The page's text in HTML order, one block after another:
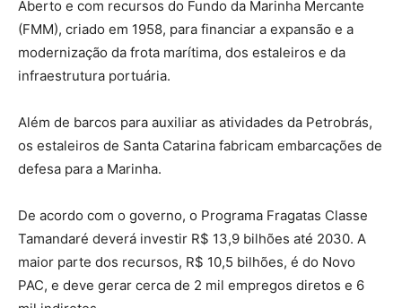
Aberto e com recursos do Fundo da Marinha Mercante
(FMM), criado em 1958, para financiar a expansão e a
modernização da frota marítima, dos estaleiros e da
infraestrutura portuária.
Além de barcos para auxiliar as atividades da Petrobrás,
os estaleiros de Santa Catarina fabricam embarcações de
defesa para a Marinha.
De acordo com o governo, o Programa Fragatas Classe
Tamandaré deverá investir R$ 13,9 bilhões até 2030. A
maior parte dos recursos, R$ 10,5 bilhões, é do Novo
PAC, e deve gerar cerca de 2 mil empregos diretos e 6